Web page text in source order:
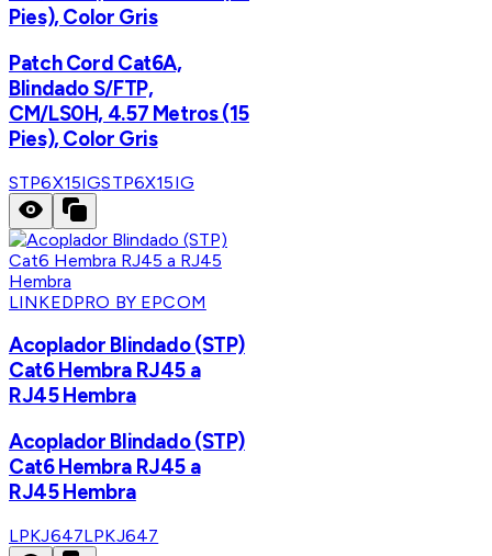
Pies), Color Gris
Patch Cord Cat6A,
Blindado S/FTP,
CM/LS0H, 4.57 Metros (15
Pies), Color Gris
STP6X15IGSTP6X15IG
LINKEDPRO BY EPCOM
Acoplador Blindado (STP)
Cat6 Hembra RJ45 a
RJ45 Hembra
Acoplador Blindado (STP)
Cat6 Hembra RJ45 a
RJ45 Hembra
LPKJ647LPKJ647